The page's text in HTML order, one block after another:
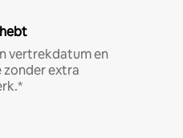
vertrekdatum en
zonder extra